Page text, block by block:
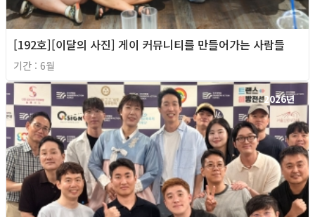
[192호][이달의 사진] 게이 커뮤니티를 만들어가는 사람들
기간 : 6월
2026년